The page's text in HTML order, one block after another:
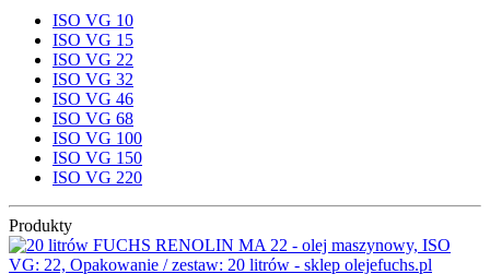
ISO VG 10
ISO VG 15
ISO VG 22
ISO VG 32
ISO VG 46
ISO VG 68
ISO VG 100
ISO VG 150
ISO VG 220
Produkty